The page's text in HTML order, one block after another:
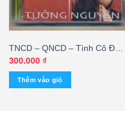
TNCD – QNCD – Tình Cô Đơn
– Tường Nguyên
300.000 ₫
Thêm vào giỏ